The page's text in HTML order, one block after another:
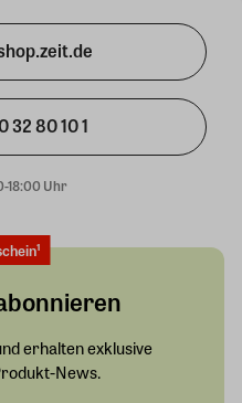
32 80 10 1
18:00 Uhr
erhalten exklusive
News.